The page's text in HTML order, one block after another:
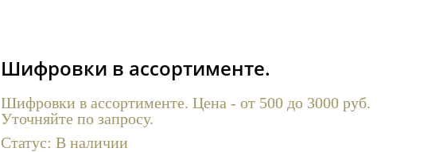
Шифровки в ассортименте.
Шифровки в ассортименте. Цена - от 500 до 3000 руб.
Уточняйте по запросу.
Статус: В наличии